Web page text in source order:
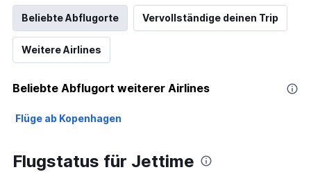
Beliebte Abflugorte Vervollständige deinen Trip
Weitere Airlines
Beliebte Abflugort weiterer Airlines
Flüge ab Kopenhagen
Flugstatus für Jettime